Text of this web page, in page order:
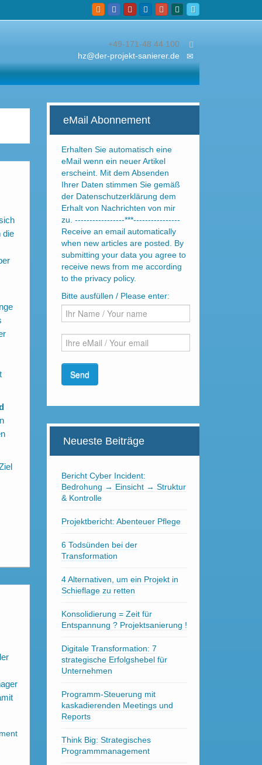
+49-171-48 44 100
hz@der-projekt-sanierer.de
die
eMail Abonnement
Erhalten Sie automatisch eine
eMail wenn ein neuer Artikel
erscheint. Mit dem Absenden
Ihrer Daten stimmen Sie gemäß
der Datenschutzerklärung dem
Erhalt von Nachrichten von mir
zu. -----------------***----------------
Receive an email automatically
when new articles are posted. By
submitting your data you agree to
receive news from me according
to the privacy policy.
Bitte ausfüllen / Please enter:
Neueste Beiträge
Bericht Cyber Incident:
Bedrohung → Einsicht → Struktur
& Kontrolle
Projektbericht: Abenteuer Pflege
6 Todsünden bei der
Transformation
4 Alternativen, um ein Projekt in
Schieflage zu retten
Konsolidierung = Zeit für
Entspannung ? Projektsanierung !
Digitale Transformation: 7
strategische Erfolgshebel für
Unternehmen
Programm-Steuerung mit
kaskadierenden Meetings und
Reports
Think Big: Strategisches
Programmmanagement